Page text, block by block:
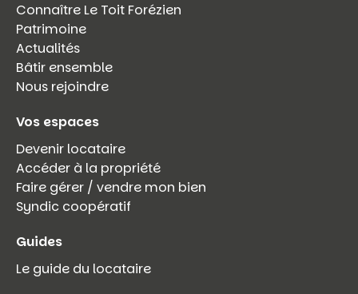
Connaître Le Toit Forézien
Patrimoine
Actualités
Bâtir ensemble
Nous rejoindre
Vos espaces
Devenir locataire
Accéder à la propriété
Faire gérer / vendre mon bien
Syndic coopératif
Guides
Le guide du locataire